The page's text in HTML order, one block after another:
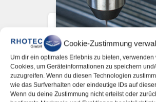
Cookie-Zustimmung
Um dir ein optimales Erlebnis zu bieten,
Cookies, um Geräteinformationen zu speichern
zuzugreifen. Wenn du diesen Technologien
wie das Surfverhalten oder eindeutige IDs auf
Wenn du deine Zustimmung nicht erteilst oder